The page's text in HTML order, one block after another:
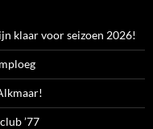
klaar voor seizoen 2026!
’77